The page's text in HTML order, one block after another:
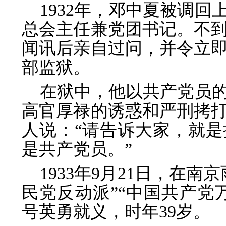
1932年，邓中夏被调回
总会主任兼党团书记。不
闻讯后亲自过问，并令立
部监狱。
在狱中，他以共产党员
高官厚禄的诱惑和严刑拷
人说：“请告诉大家，就
是共产党员。”
1933年9月21日，在南
民党反动派”“中国共产党
号英勇就义，时年39岁。